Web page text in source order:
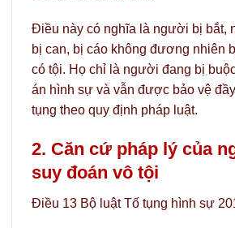
Điều này có nghĩa là người bị bắt,
bị can, bị cáo không đương nhiên
có tội. Họ chỉ là người đang bị
án hình sự và vẫn được bảo vệ
tụng theo quy định pháp luật.
2. Căn cứ pháp lý của
suy đoán vô tội
Điều 13 Bộ luật Tố tụng hình sự